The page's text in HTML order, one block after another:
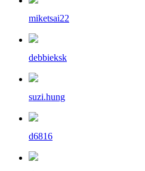
miketsai22
debbieksk
suzi.hung
d6816